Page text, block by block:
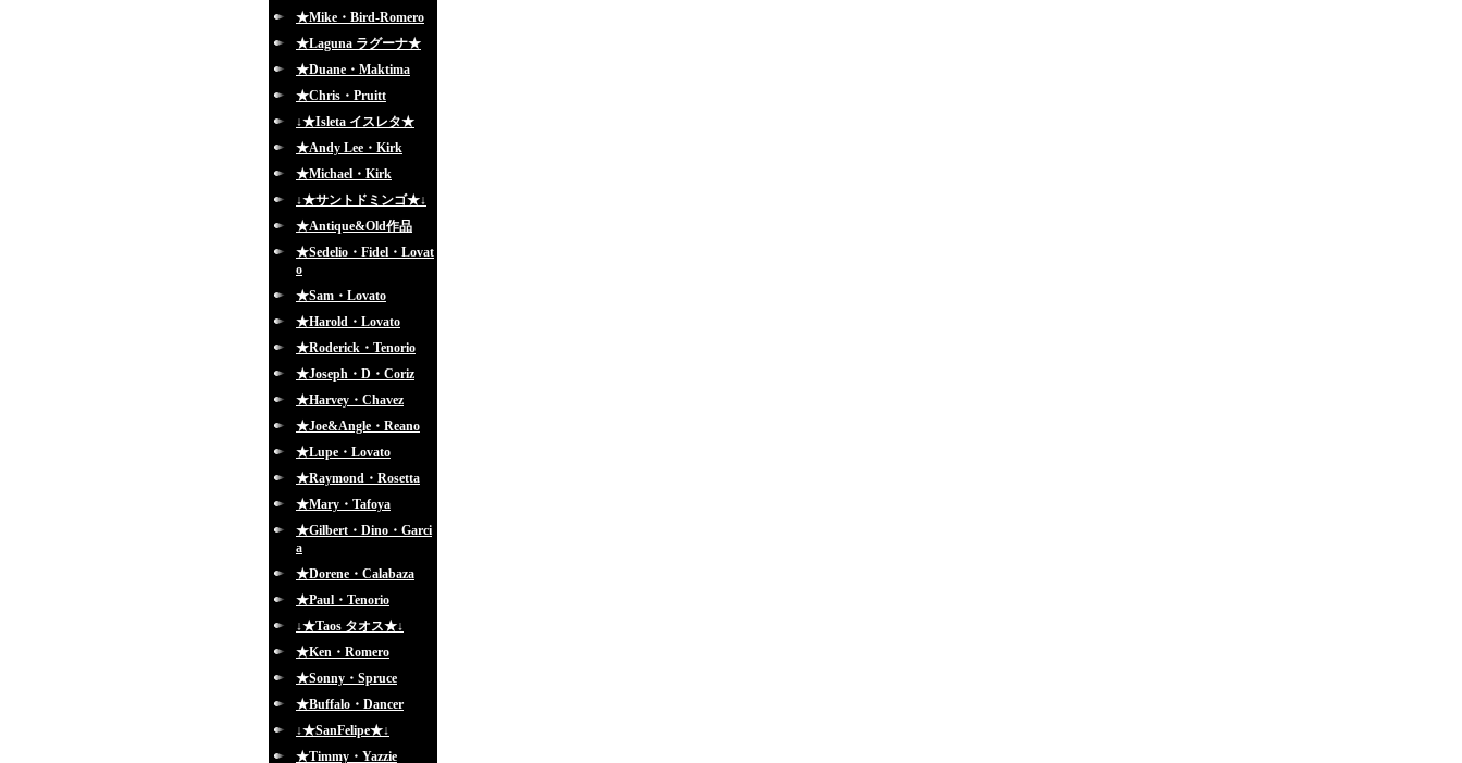
★Mike・Bird-Romero
★Laguna ラグーナ★
★Duane・Maktima
★Chris・Pruitt
↓★Isleta イスレタ★
★Andy Lee・Kirk
★Michael・Kirk
↓★サントドミンゴ★↓
★Antique&Old作品
★Sedelio・Fidel・Lovat
o
★Sam・Lovato
★Harold・Lovato
★Roderick・Tenorio
★Joseph・D・Coriz
★Harvey・Chavez
★Joe&Angle・Reano
★Lupe・Lovato
★Raymond・Rosetta
★Mary・Tafoya
★Gilbert・Dino・Garci
a
★Dorene・Calabaza
★Paul・Tenorio
↓★Taos タオス★↓
★Ken・Romero
★Sonny・Spruce
★Buffalo・Dancer
↓★SanFelipe★↓
★Timmy・Yazzie